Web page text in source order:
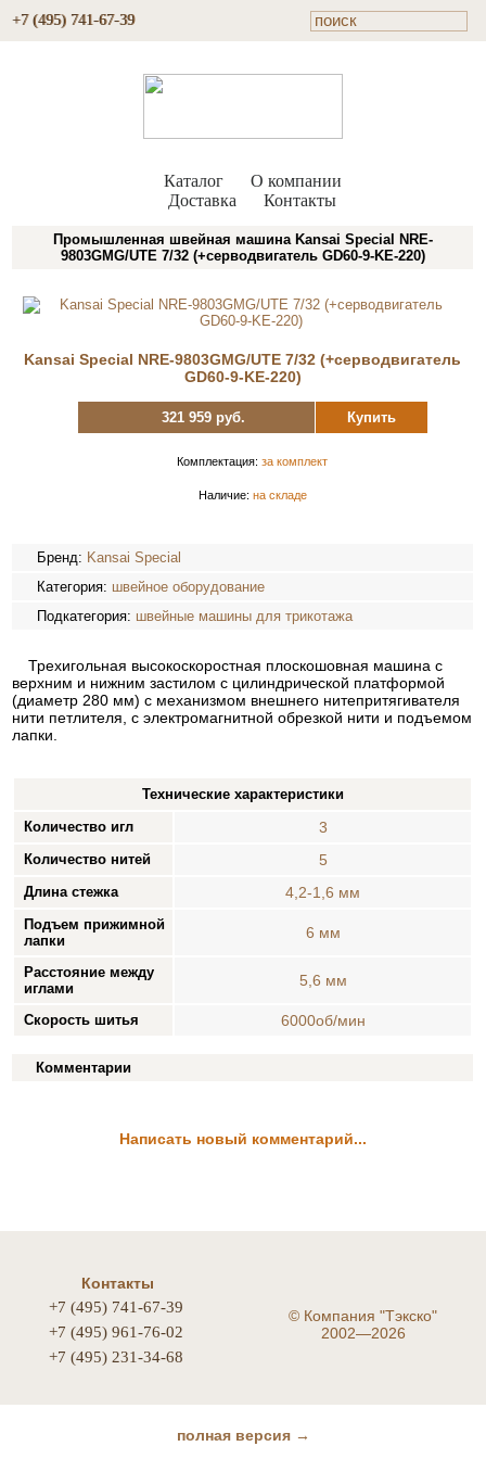
+7 (495) 741-67-39
Каталог
О компании
Доставка
Контакты
Промышленная швейная машина Kansai Special NRE-
9803GMG/UTE 7/32 (+серводвигатель GD60-9-KE-220)
Kansai Special NRE-9803GMG/UTE 7/32 (+серводвигатель
GD60-9-KE-220)
321 959 руб. Купить
Комплектация:за комплект
Наличие: на складе
Бренд: Kansai Special
Категория: швейное оборудование
Подкатегория: швейные машины для трикотажа
Трехигольная высокоскоростная плоскошовная машина с
верхним и нижним застилом с цилиндрической платформой
(диаметр 280 мм) с механизмом внешнего нитепритягивателя
нити петлителя, с электромагнитной обрезкой нити и подъемом
лапки.
Технические характеристики
Количество игл
3
Количество нитей 5
Длина стежка 4,2-1,6 мм
Подъем прижимной
лапки
6 мм
Расстояние между
иглами
5,6 мм
Скорость шитья 6000об/мин
Комментарии
Написать новый комментарий...
Контакты
+7 (495) 741-67-39
+7 (495) 961-76-02
+7 (495) 231-34-68
© Компания "Тэкско"
2002—2026
полная версия →